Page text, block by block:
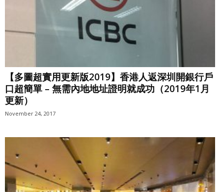
【多圖超實用更新版2019】香港人返深圳開銀行戶
口超簡單 – 無需內地地址證明就成功（2019年1月
更新）
November 24, 2017